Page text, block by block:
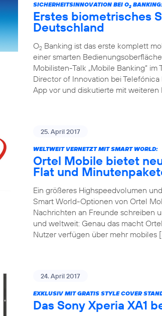
SICHERHEITSINNOVATION BEI O2
Erstes biometrisches
Deutschland
O2 Banking ist das erste komplett
einer smarten
Mobilisten-Talk „Mobile Banking“
Director of Innovation bei
App vor und diskutierte mit
25. April 2017
WELTWEIT VERNETZT MIT SMART WORLD:
Ortel Mobile bietet
Flat und
Ein größeres Highspeedvolumen
Smart World-Optionen von Ortel
Nachrichten an Freunde schreiben
und weltweit: Genau das macht
Nutzer verfügen über mehr mobiles
24. April 2017
EXKLUSIV MIT GRATIS STYLE COVER
Das Sony Xperia XA1